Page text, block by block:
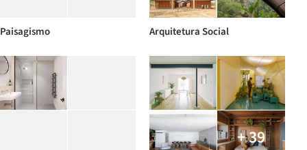
Paisagismo Arquitetura Social
+ 39